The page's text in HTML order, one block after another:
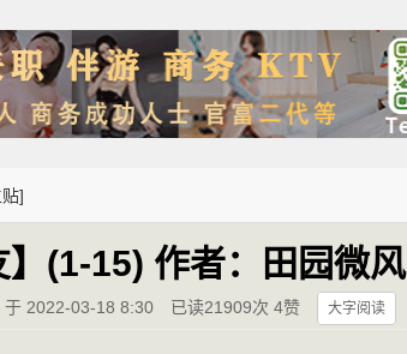
]
】(1-15) 作者：田园微风
2022-03-18 8:30 已读21909次 4赞 大字阅读